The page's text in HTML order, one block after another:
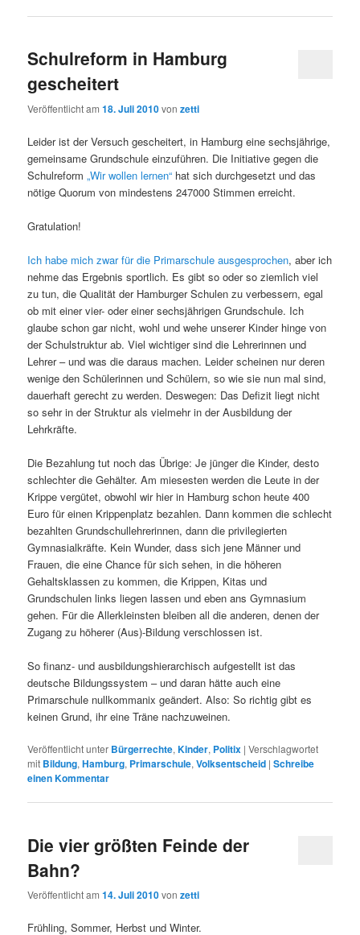
Schulreform in Hamburg
gescheitert
Veröffentlicht am18. Juli 2010vonzetti
Leider ist der Versuch gescheitert, in Hamburg eine sechsjährige,
gemeinsame Grundschule einzuführen. Die Initiative gegen die
Schulreform„Wir wollen lernen“ hat sich durchgesetzt und das
nötige Quorum von mindestens 247000 Stimmen erreicht.
Gratulation!
Ich habe mich zwar für die Primarschule ausgesprochen, aber ich
nehme das Ergebnis sportlich. Es gibt so oder so ziemlich viel
zu tun, die Qualität der Hamburger Schulen zu verbessern, egal
ob mit einer vier- oder einer sechsjährigen Grundschule. Ich
glaube schon gar nicht, wohl und wehe unserer Kinder hinge von
der Schulstruktur ab. Viel wichtiger sind die Lehrerinnen und
Lehrer – und was die daraus machen. Leider scheinen nur deren
wenige den Schülerinnen und Schülern, so wie sie nun mal sind,
dauerhaft gerecht zu werden. Deswegen: Das Defizit liegt nicht
so sehr in der Struktur als vielmehr in der Ausbildung der
Lehrkräfte.
Die Bezahlung tut noch das Übrige: Je jünger die Kinder, desto
schlechter die Gehälter. Am miesesten werden die Leute in der
Krippe vergütet, obwohl wir hier in Hamburg schon heute 400
Euro für einen Krippenplatz bezahlen. Dann kommen die schlecht
bezahlten Grundschullehrerinnen, dann die privilegierten
Gymnasialkräfte. Kein Wunder, dass sich jene Männer und
Frauen, die eine Chance für sich sehen, in die höheren
Gehaltsklassen zu kommen, die Krippen, Kitas und
Grundschulen links liegen lassen und eben ans Gymnasium
gehen. Für die Allerkleinsten bleiben all die anderen, denen der
Zugang zu höherer (Aus)-Bildung verschlossen ist.
So finanz- und ausbildungshierarchisch aufgestellt ist das
deutsche Bildungssystem – und daran hätte auch eine
Primarschule nullkommanix geändert. Also: So richtig gibt es
keinen Grund, ihr eine Träne nachzuweinen.
Veröffentlicht unter Bürgerrechte,Kinder, Politix |Verschlagwortet
mit Bildung,Hamburg, Primarschule,Volksentscheid |Schreibe
einen Kommentar
Die vier größten Feinde der
Bahn?
Veröffentlicht am14. Juli 2010vonzetti
Frühling, Sommer, Herbst und Winter.